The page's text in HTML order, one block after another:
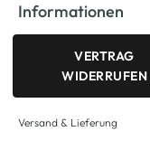
Informationen
VERTRAG
WIDERRUFEN
Versand & Lieferung